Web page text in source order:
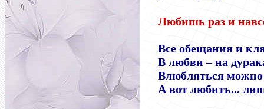
Любишь раз и
Все обещания и
В любви–на
Влюбляться можно
А вот любить...